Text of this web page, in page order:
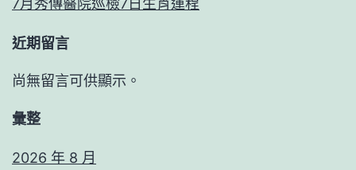
7月秀傳醫院巡檢7日生肖運程
近期留言
尚無留言可供顯示。
彙整
2026 年 8 月